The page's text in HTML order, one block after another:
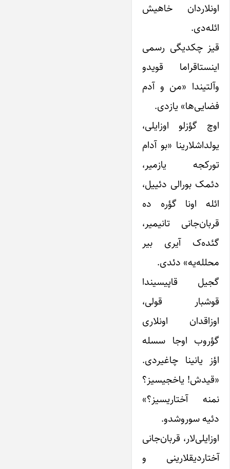
اونلاردان خاهیش
ائله‌دی.
قیز چکدیگی رسمی
اینستاقراما قویدو
وآلتیندا «من و آدم
فضایی‌ها» یازدی.
اوچ گؤزلو اوزایلی،
یولداشلارینا «بو آدام
تورکجه یازمیر،
دئمک بورالی دئییل،
ائله اونا گؤره ده
قربان‌جانی تانیمیر،
گئده‌ک آیری بیر
محلله‌یه» دئدی.
گجیل قاپیسیندا
قوشبار قولی،
اوزاقدان اونلاری
گؤروب اوجا سسله
اؤز یانینا چاغیردی.
«قیدش! یاخجیسیز؟
نمنه آختاریسیز؟»
دئیه سوروشدو.
اوزایلی‌لار، قربان‌جانی
آختاردیقلارینی و